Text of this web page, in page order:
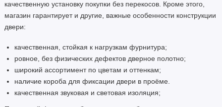
Страна производства
Двери по городам
Показать все
качественную установку покупки без перекосов. Кроме этого,
магазин гарантирует и другие, важные особенности конструкции
двери:
качественная, стойкая к нагрузкам фурнитура;
ровное, без физических дефектов дверное полотно;
широкий ассортимент по цветам и оттенкам;
наличие короба для фиксации двери в проёме.
качественная звуковая и световая изоляция;